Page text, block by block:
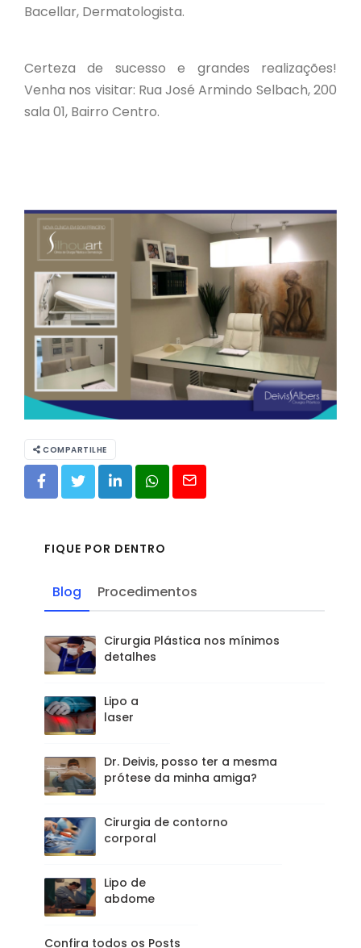
Bacellar, Dermatologista.
Certeza de sucesso e grandes realizações!
Venha nos visitar: Rua José Armindo Selbach, 200
sala 01, Bairro Centro.
COMPARTILHE
FIQUE POR DENTRO
Blog Procedimentos
Cirurgia Plástica nos mínimos
detalhes
Lipo a
laser
Dr. Deivis, posso ter a mesma
prótese da minha amiga?
Cirurgia de contorno
corporal
Lipo de
abdome
Confira todos os Posts